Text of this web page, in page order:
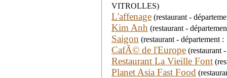
VITROLLES)
L'affenage (restaurant -
Kim Anh (restaurant -
Saigon (restaurant -
CafÃ© de l'Europe (restaurant
Restaurant La Vieille Font
Planet Asia Fast Food